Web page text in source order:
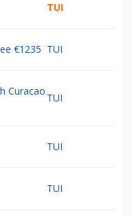
TUI
€1235 TUI
Curacao
TUI
TUI
TUI